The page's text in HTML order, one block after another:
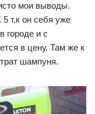
мои выводы.
т.к он себя уже
городе и с
в цену. Там же к
шампуня.